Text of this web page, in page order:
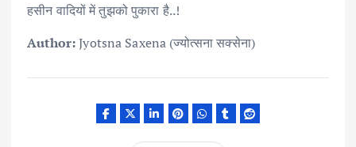
हसीन वादियों में तुझको पुकारा है..!
Author:Jyotsna Saxena (ज्योत्सना सक्सेना)